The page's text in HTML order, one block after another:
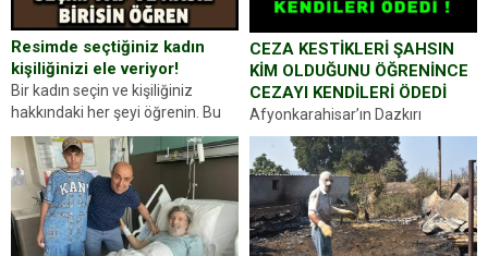
Resimde seçtiğiniz kadın
kişiliğinizi ele veriyor!
Bir kadın seçin ve kişiliğiniz
hakkındaki her şeyi öğrenin. Bu
kez karşınıza oldukça farklı bir
kişilik testiyle çıkıyoruz. Resimde
gördüğünüz kadın figürlerinden
dikkatinizi en...
CEZA KESTİKLERİ ŞAHSIN
KİM OLDUĞUNU ÖĞRENİNCE
CEZAYI KENDİLERİ ÖDEDİ
Afyonkarahisar’ın Dazkırı
ilçesinde trafik uygulaması
yapan jandarma ekipleri
durdurdukları bir otomobilin
sürücüsünden ehliyet ve ruhsat
sorup belgelerini istedi. Sürücü
Abdurrahman Ö.nün verdiği